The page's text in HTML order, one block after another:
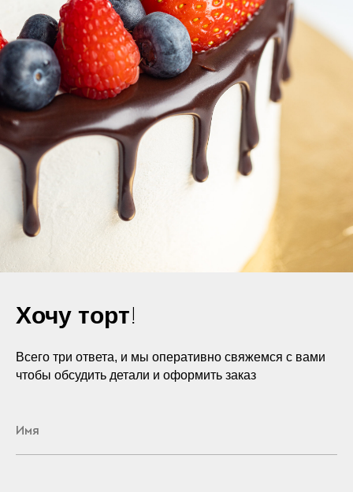
Хочу торт!
Всего три ответа, и мы оперативно свяжемся с вами
чтобы обсудить детали и оформить заказ